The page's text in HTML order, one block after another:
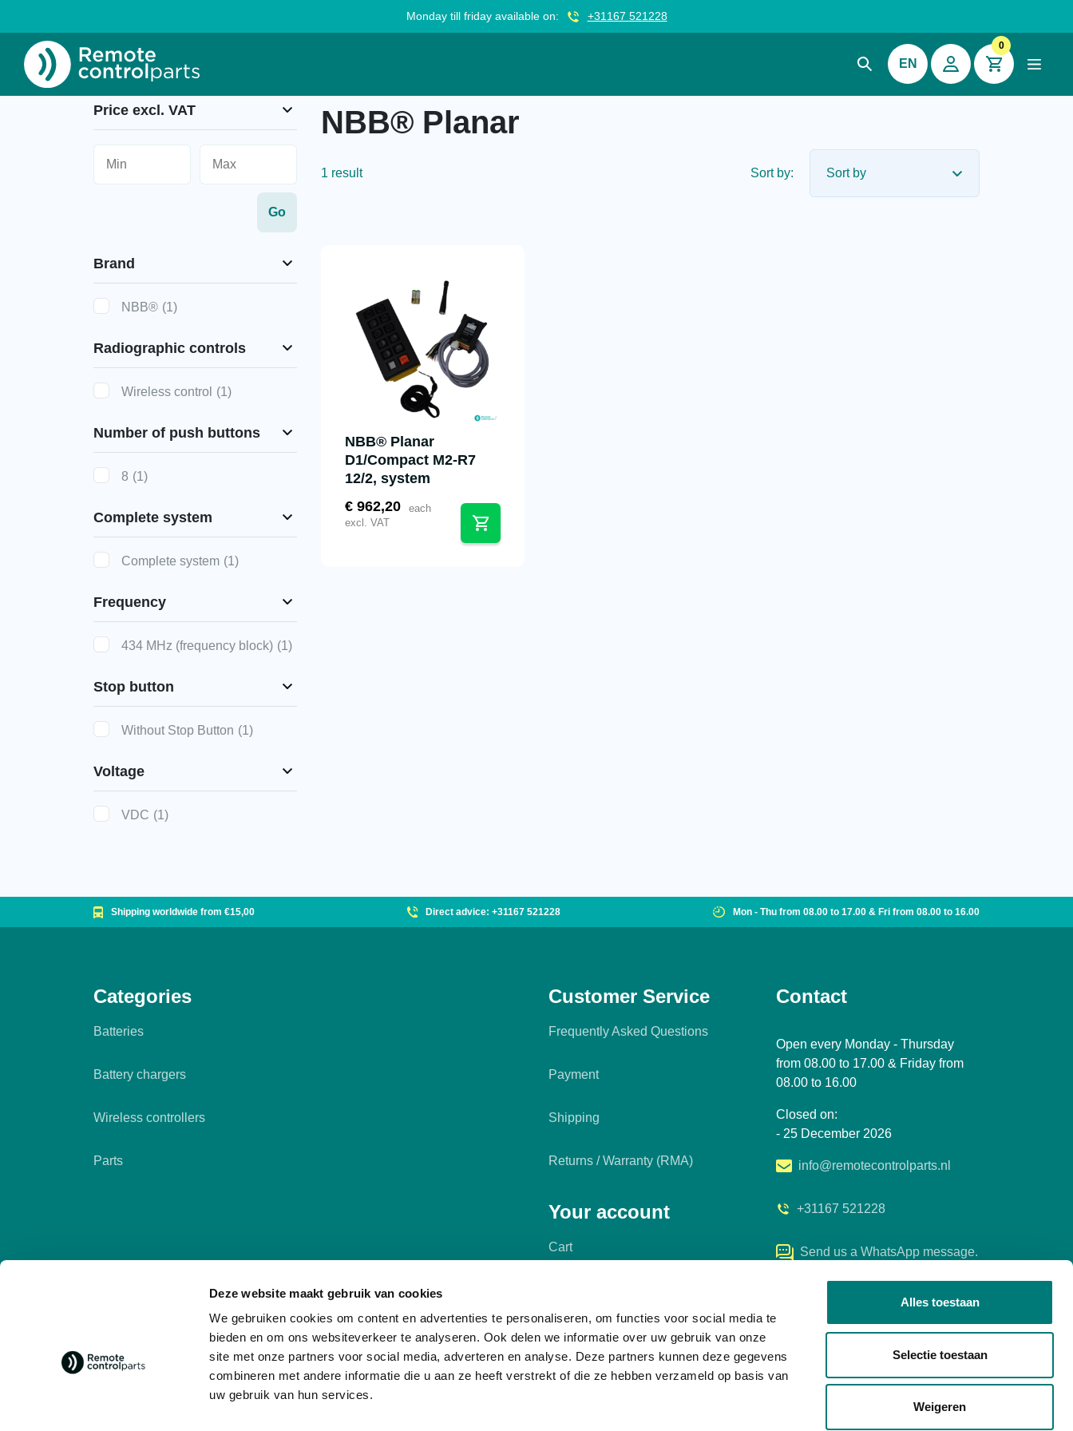
Deze website maakt gebruik van cookies
We gebruiken cookies om content en advertenties te personaliseren, om functies voor social media te
bieden en om ons websiteverkeer te analyseren. Ook delen we informatie over uw gebruik van onze
site met onze partners voor social media, adverteren en analyse. Deze partners kunnen deze gegevens
combineren met andere informatie die u aan ze heeft verstrekt of die ze hebben verzameld op basis van
uw gebruik van hun services.
Alles toestaan
Selectie toestaan
Weigeren
Monday till friday available on: +31167 521228
EN
0
»
Price excl. VAT
Brand
NBB® (1)
Radiographic controls
Wireless control (1)
Number of push buttons
8 (1)
Complete system
Complete system (1)
Frequency
434 MHz (frequency block) (1)
Stop button
Without Stop Button (1)
Voltage
VDC (1)
NBB® Planar
1 result Sort by:
NBB® Planar
D1/Compact M2-R7
12/2, system
€ 962,20
each
excl. VAT
Shipping worldwide from €15,00 Direct advice: +31167 521228 Mon - Thu from 08.00 to 17.00 & Fri from 08.00 to 16.00
Categories
Batteries
Battery chargers
Wireless controllers
Parts
Customer Service
Frequently Asked Questions
Payment
Shipping
Returns / Warranty (RMA)
Your account
Cart
Contact
Open every Monday - Thursday
from 08.00 to 17.00 & Friday from
08.00 to 16.00
Closed on:
- 25 December 2026
info@remotecontrolparts.nl
+31167 521228
Send us a WhatsApp message.
social media